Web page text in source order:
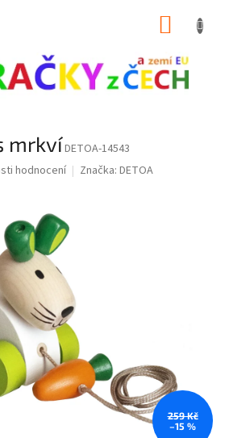
mrkvíDETOA-14543
hodnocení Značka: DETOA
259 Kč
–15 %